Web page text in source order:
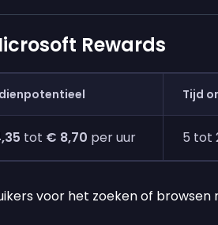
Rewards
Tijd
tot € 8,70 per uur 5 tot
voor het zoeken of browsen